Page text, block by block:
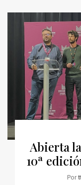
Abierta
10ª
Por